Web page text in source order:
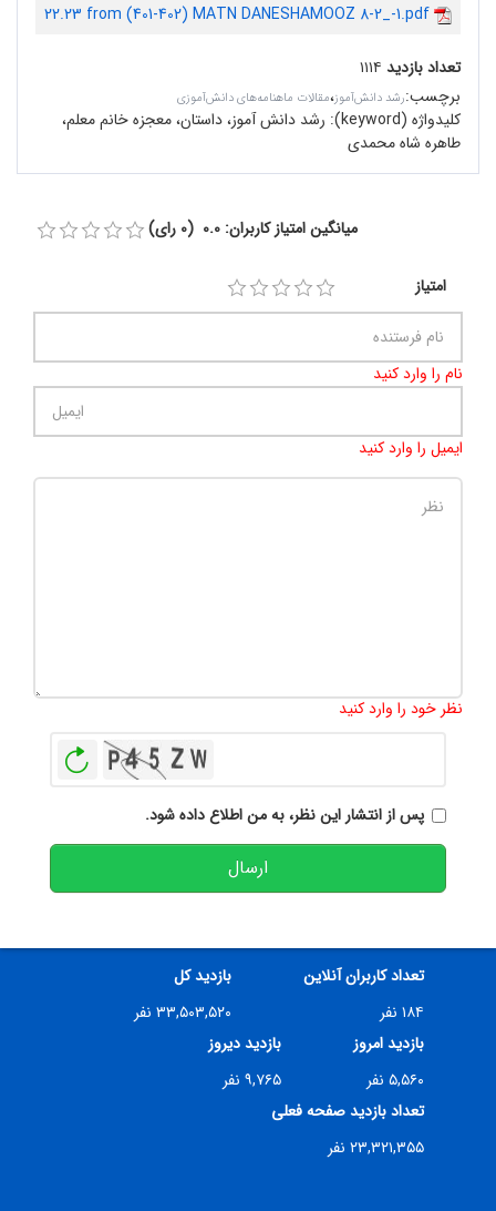
22.23 from (401-402) MATN DANESHAMOOZ 8-2_-1.pdf
تعداد بازدید ۱۱۱۴
برچسب:رشد دانش‌آموز،مقالات ماهنامه‌های دانش‌آموزی
کلیدواژه (keyword):
رشد دانش آموز، داستان، معجزه خانم معلم،
طاهره شاه محمدی
میانگین امتیاز کاربران: 0.0 (0 رای)
امتیاز
نام را وارد کنید
ایمیل را وارد کنید
نظر خود را وارد کنید
پس از انتشار این نظر، به من اطلاع داده شود.
ارسال
تعداد کاربران آنلاین
۱۸۴ نفر
بازدید کل
۳۳,۵۰۳,۵۲۰ نفر
بازدید امروز
۵,۵۶۰ نفر
بازدید دیروز
۹,۷۶۵ نفر
تعداد بازدید صفحه فعلی
۲۳,۳۲۱,۳۵۵ نفر